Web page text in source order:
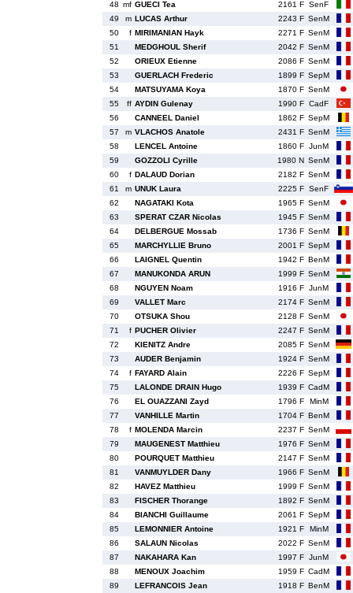
48 mf GUECI Tea 2161 F SenF
49
m LUCAS Arthur 2243 F SenM
50
f MIRIMANIAN Hayk 2271 F SenM
51
MEDGHOUL Sherif 2042 F SenM
52
ORIEUX Etienne 2086 F SenM
53
GUERLACH Frederic 1899 F SepM
54
MATSUYAMA Koya 1870 F SenM
55
ff AYDIN Gulenay 1990 F CadF
56
CANNEEL Daniel 1862 F SepM
57
m VLACHOS Anatole 2431 F SenM
58
LENCEL Antoine 1860 F JunM
59
GOZZOLI Cyrille 1980 N SenM
60
f DALAUD Dorian 2182 F SenM
61
m UNUK Laura 2225 F SenF
62
NAGATAKI Kota 1965 F SenM
63
SPERAT CZAR Nicolas 1945 F SenM
64
DELBERGUE Mossab 1736 F SenM
65
MARCHYLLIE Bruno 2001 F SepM
66
LAIGNEL Quentin 1942 F BenM
67
MANUKONDA ARUN 1999 F SenM
68
NGUYEN Noam 1916 F JunM
69
VALLET Marc 2174 F SenM
70
OTSUKA Shou 2128 F SenM
71
f PUCHER Olivier 2247 F SenM
72
KIENITZ Andre 2085 F SenM
73
AUDER Benjamin 1924 F SenM
74
f FAYARD Alain 2226 F SepM
75
LALONDE DRAIN Hugo 1939 F CadM
76
EL OUAZZANI Zayd 1796 F
MinM
77
VANHILLE Martin 1704 F BenM
78
f MOLENDA Marcin 2237 F SenM
79
MAUGENEST Matthieu 1976 F SenM
80
POURQUET Matthieu 2147 F SenM
81
VANMUYLDER Dany 1966 F SenM
82
HAVEZ Matthieu 1999 F SenM
83
FISCHER Thorange 1892 F SenM
84
BIANCHI Guillaume 2061 F SepM
85
LEMONNIER Antoine 1921 F
MinM
86
SALAUN Nicolas 2022 F SenM
87
NAKAHARA Kan 1997 F JunM
88
MENOUX Joachim 1959 F CadM
89
LEFRANCOIS Jean 1918 F BenM